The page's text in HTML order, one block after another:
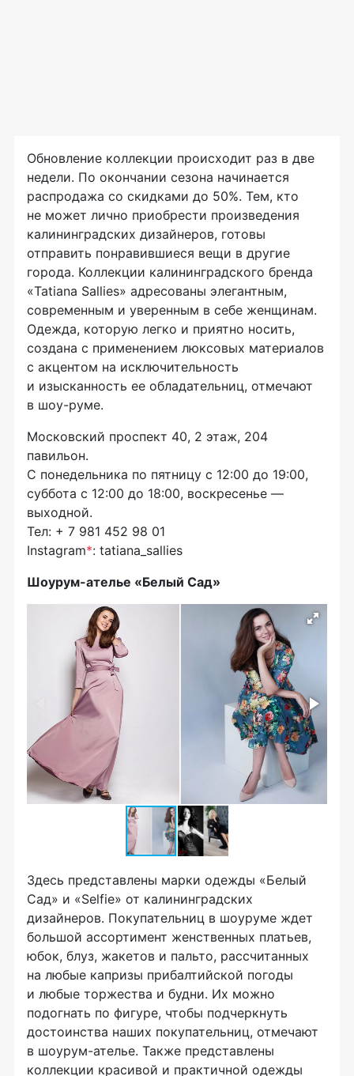
Обновление коллекции происходит раз в две
недели. По окончании сезона начинается
распродажа со скидками до 50%. Тем, кто
не может лично приобрести произведения
калининградских дизайнеров, готовы
отправить понравившиеся вещи в другие
города. Коллекции калининградского бренда
«Tatiana Sallies» адресованы элегантным,
современным и уверенным в себе женщинам.
Одежда, которую легко и приятно носить,
создана с применением люксовых материалов
с акцентом на исключительность
и изысканность ее обладательниц, отмечают
в шоу-руме.
Московский проспект 40, 2 этаж, 204
павильон.
С понедельника по пятницу с 12:00 до 19:00,
суббота с 12:00 до 18:00, воскресенье —
выходной.
Тел: + 7 981 452 98 01
Instagram*: tatiana_sallies
Шоурум-ателье «Белый Сад»
Здесь представлены марки одежды «Белый
Сад» и «Selfie» от калининградских
дизайнеров. Покупательниц в шоуруме ждет
большой ассортимент женственных платьев,
юбок, блуз, жакетов и пальто, рассчитанных
на любые капризы прибалтийской погоды
и любые торжества и будни. Их можно
подогнать по фигуре, чтобы подчеркнуть
достоинства наших покупательниц, отмечают
в шоурум-ателье. Также представлены
коллекции красивой и практичной одежды